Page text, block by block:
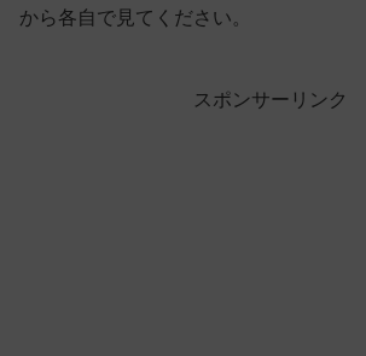
から各自で見てください。
スポンサーリンク